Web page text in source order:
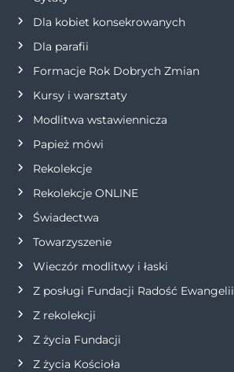
a
w
p
i
s
u
Dla kobiet konsekrowanych
Dla parafii
Formacje Rok Dobrych Zmian
Kursy i warsztaty
Modlitwa wstawiennicza
Papież mówi
Rekolekcje
Rekolekcje ONLINE
Świadectwa
Towarzyszenie
Wieczór modlitwy i łaski
Z posługi Fundacji Radość Ewangelii
Z rekolekcji
Z życia Fundacji
Z życia Kościoła